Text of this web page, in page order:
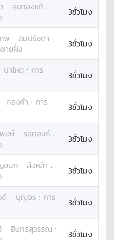
สุขทองแท้ :
3ชั่วโมง
พ
ลิมป์รัชดา
ายฝั่ง 3ชั่วโมง
ปาโหด : การ
3ชั่วโมง
ทองคำ : การ
3ชั่วโมง
งษ์ รอดสงค์ :
3ชั่วโมง
ชนก ลือหล้า :
3ชั่วโมง
ดี บุญจร : การ
3ชั่วโมง
อินทรสุวรรณ :
3ชั่วโมง